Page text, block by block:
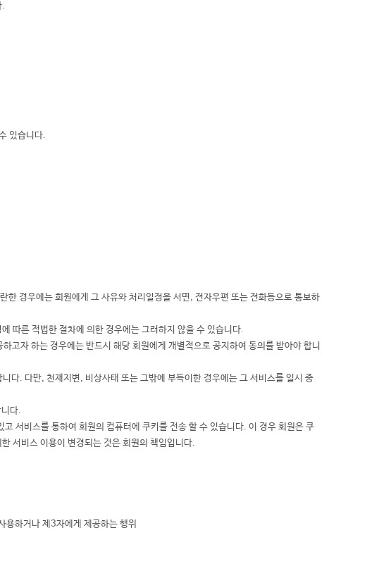
.
있습니다.
경우에는 회원에게 그 사유와 처리일정을 서면, 전자우편 또는 전화등으로 통보하
따른 적법한 절차에 의한 경우에는 그러하지 않을 수 있습니다.
고자 하는 경우에는 반드시 해당 회원에게 개별적으로 공지하여 동의를 받아야 합니
다. 다만, 천재지변, 비상사태 또는 그밖에 부득이한 경우에는 그 서비스를 일시 중
다.
서비스를 통하여 회원의 컴퓨터에 쿠키를 전송 할 수 있습니다. 이 경우 회원은 쿠
서비스 이용이 변경되는 것은 회원의 책임입니다.
하거나 제3자에게 제공하는 행위